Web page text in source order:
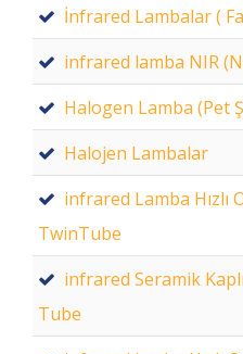
İnfrared Lambalar (
infrared lamba NIR
Halogen Lamba (Pet
Halojen Lambalar
infrared Lamba Hızlı
TwinTube
infrared Seramik
Tube